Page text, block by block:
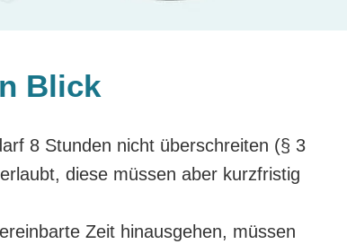
Blick
8 Stunden nicht überschreiten (§ 3
diese müssen aber kurzfristig
Zeit hinausgehen, müssen